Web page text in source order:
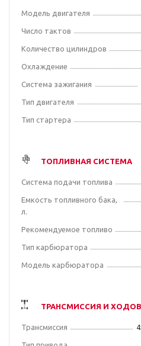
Модель двигателя
Число тактов
Количество цилиндров
Охлаждение
Система зажигания
Тип двигателя
Тип стартера
ТОПЛИВНАЯ СИСТЕМА
Система подачи топлива
Емкость топливного бака,
л.
Рекомендуемое топливо
Тип карбюратора
Модель карбюратора
ТРАНСМИССИЯ И
Трансмиссия